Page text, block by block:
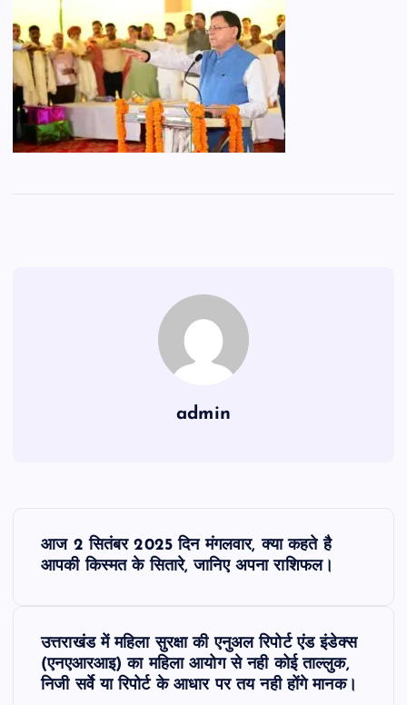
admin
आज 2 सितंबर 2025 दिन मंगलवार, क्या कहते है
आपकी किस्मत के सितारे, जानिए अपना राशिफल।
उत्तराखंड में महिला सुरक्षा की एनुअल रिपोर्ट एंड इंडेक्स
(एनएआरआइ) का महिला आयोग से नही कोई ताल्लुक,
निजी सर्वे या रिपोर्ट के आधार पर तय नही होंगे मानक।